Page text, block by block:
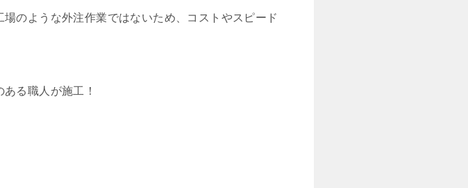
のような外注作業ではないため、コストやスピード
る職人が施工！